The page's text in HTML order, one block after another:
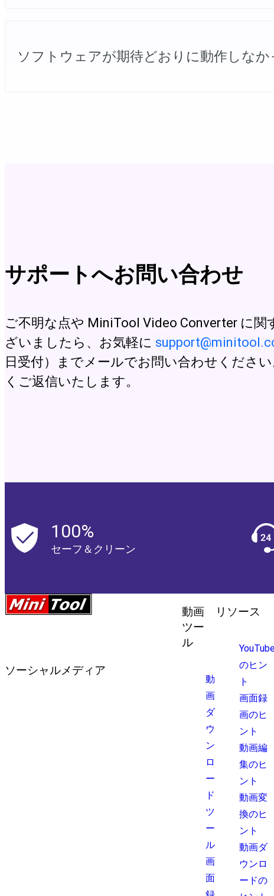
ソフトウェアが期待どおりに動作しな
サポートへお問い合わせ
ご不明な点や MiniTool Video Converter に関
ざいましたら、お気軽に
日受付）までメールでお問い合わせくださ
くご返信いたします。
100%
セーフ＆クリーン
ソーシャルメディア
動画
ツー
ル
動
画
ダ
ウ
ン
ロ
ー
ド
ツ
ー
ル
画
面
リソース
のヒン
ト
画面録
画のヒ
ント
動画編
集のヒ
ント
動画変
換のヒ
ント
動画ダ
ウンロ
ードの